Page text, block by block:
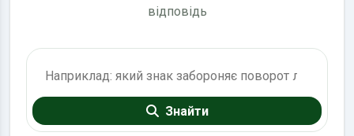
відповідь
Знайти